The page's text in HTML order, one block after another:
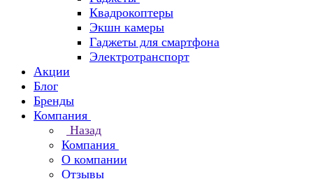
Квадрокоптеры
Экшн камеры
Гаджеты для смартфона
Электротранспорт
Акции
Блог
Бренды
Компания
Назад
Компания
О компании
Отзывы